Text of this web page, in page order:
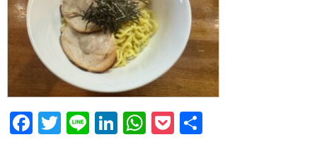
F
T
Li
Li
W P